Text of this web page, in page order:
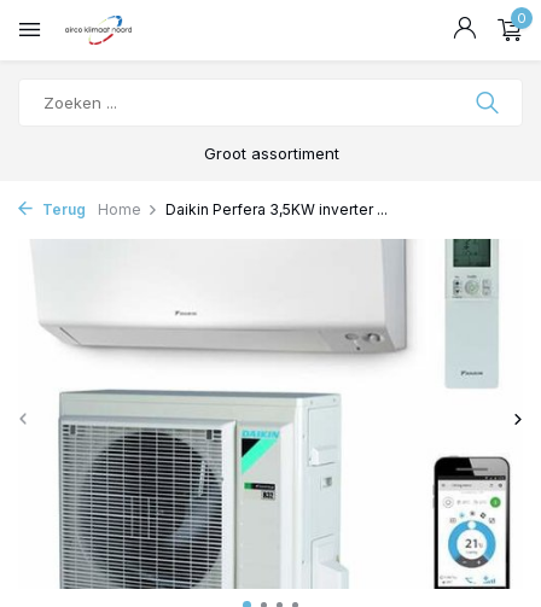
0
Groot assortiment
Terug Home Daikin Perfera 3,5KW inverter ...